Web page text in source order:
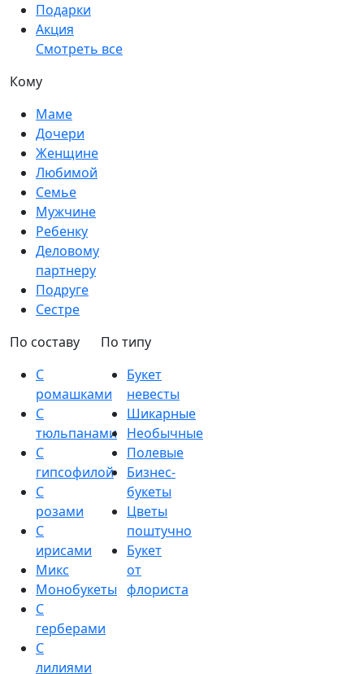
Подарки
Акция
Смотреть все
Кому
Маме
Дочери
Женщине
Любимой
Семье
Мужчине
Ребенку
Деловому
партнеру
Подруге
Сестре
По составу
С
ромашками
С
тюльпанами
С
гипсофилой
С
розами
С
ирисами
Микс
Монобукеты
С
герберами
С
лилиями
По типу
Букет
невесты
Шикарные
Необычные
Полевые
Бизнес-
букеты
Цветы
поштучно
Букет
от
флориста